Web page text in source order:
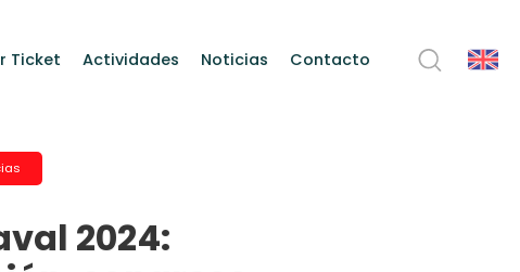
Ticket Actividades Noticias Contacto
2024: